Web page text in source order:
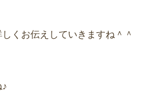
くお伝えしていきますね＾＾